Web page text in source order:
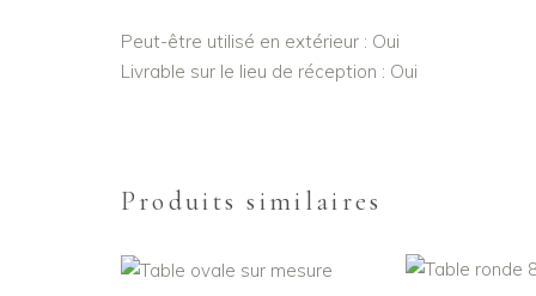
Peut-être utilisé en extérieur : Oui
Livrable sur le lieu de réception : Oui
Produits similaires
AJOUTER AU PANIER